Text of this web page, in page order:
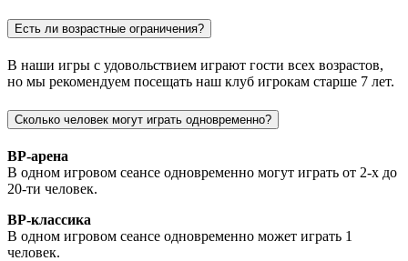
Есть ли возрастные ограничения?
В наши игры с удовольствием играют гости всех возрастов,
но мы рекомендуем посещать наш клуб игрокам старше 7 лет.
Сколько человек могут играть одновременно?
ВР-арена
В одном игровом сеансе одновременно могут играть от 2-х до
20-ти человек.
ВР-классика
В одном игровом сеансе одновременно может играть 1
человек.